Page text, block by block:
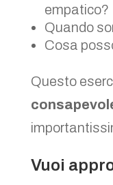
empatico?
Quando
Cosa
Questo
Vuoi